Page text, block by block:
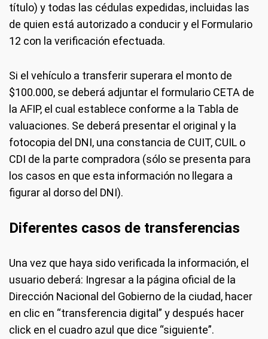
título) y todas las cédulas expedidas, incluidas las
de quien está autorizado a conducir y el Formulario
12 con la verificación efectuada.
Si el vehículo a transferir superara el monto de
$100.000, se deberá adjuntar el formulario CETA de
la AFIP, el cual establece conforme a la Tabla de
valuaciones. Se deberá presentar el original y la
fotocopia del DNI, una constancia de CUIT, CUIL o
CDI de la parte compradora (sólo se presenta para
los casos en que esta información no llegara a
figurar al dorso del DNI).
Diferentes casos de transferencias
Una vez que haya sido verificada la información, el
usuario deberá: Ingresar a la página oficial de la
Dirección Nacional del Gobierno de la ciudad, hacer
en clic en “transferencia digital” y después hacer
click en el cuadro azul que dice “siguiente”.